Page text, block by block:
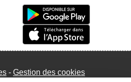
Gestion des cookies